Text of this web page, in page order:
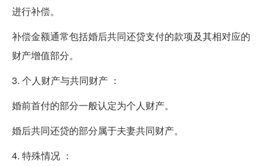
进行补偿。
补偿金额通常包括婚后共同还贷支付的款项及其相对应的
财产增值部分。
3. 个人财产与共同财产 ：
婚前首付的部分一般认定为个人财产。
婚后共同还贷的部分属于夫妻共同财产。
4. 特殊情况 ：